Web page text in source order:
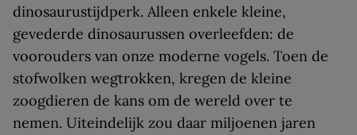
dinosaurustijdperk. Alleen enkele kleine,
gevederde dinosaurussen overleefden: de
voorouders van onze moderne vogels. Toen de
stofwolken wegtrokken, kregen de kleine
zoogdieren de kans om de wereld over te
nemen. Uiteindelijk zou daar miljoenen jaren